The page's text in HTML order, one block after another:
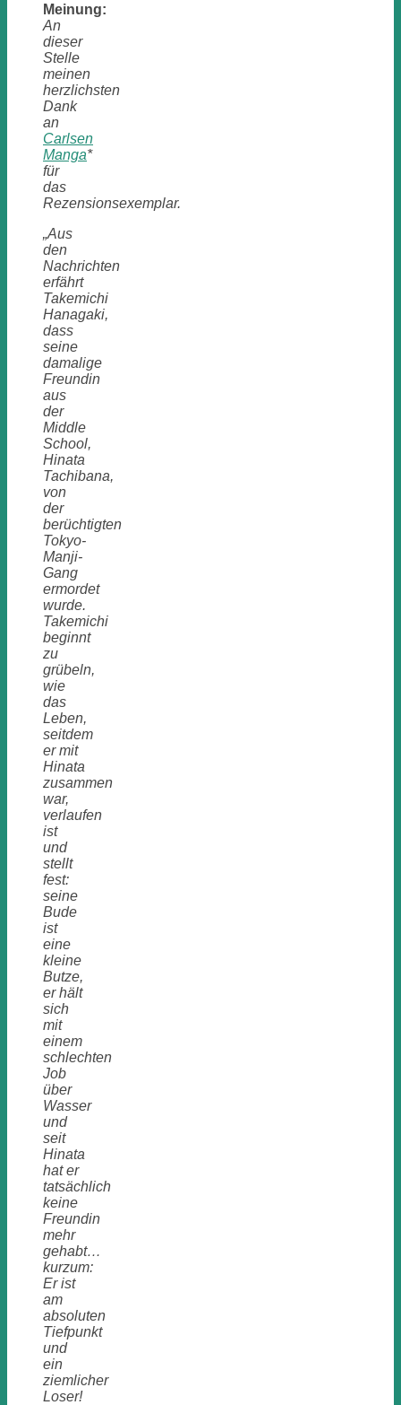
Meinung:
An
dieser
Stelle
meinen
herzlichsten
Dank
an
Carlsen
Manga*
für
das
Rezensionsexemplar.
„Aus
den
Nachrichten
erfährt
Takemichi
Hanagaki,
dass
seine
damalige
Freundin
aus
der
Middle
School,
Hinata
Tachibana,
von
der
berüchtigten
Tokyo-
Manji-
Gang
ermordet
wurde.
Takemichi
beginnt
zu
grübeln,
wie
das
Leben,
seitdem
er mit
Hinata
zusammen
war,
verlaufen
ist
und
stellt
fest:
seine
Bude
ist
eine
kleine
Butze,
er hält
sich
mit
einem
schlechten
Job
über
Wasser
und
seit
Hinata
hat er
tatsächlich
keine
Freundin
mehr
gehabt…
kurzum:
Er ist
am
absoluten
Tiefpunkt
und
ein
ziemlicher
Loser!